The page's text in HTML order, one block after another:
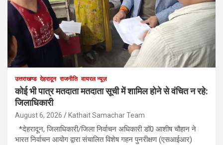
उत्तराखण्ड देहरादून राजनीति वायरल न्यूज़
कोई भी पात्र मतदाता मतदाता सूची में शामिल होने से वंचित न रहे:
जिलाधिकारी
August 6, 2026 Kathait Samachar Team
*देहरादून, जिलाधिकारी/जिला निर्वाचन अधिकारी डॉ0 आशीष चौहान ने
भारत निर्वाचन आयोग द्वारा संचालित विशेष गहन पुनरीक्षण (एसआईआर)